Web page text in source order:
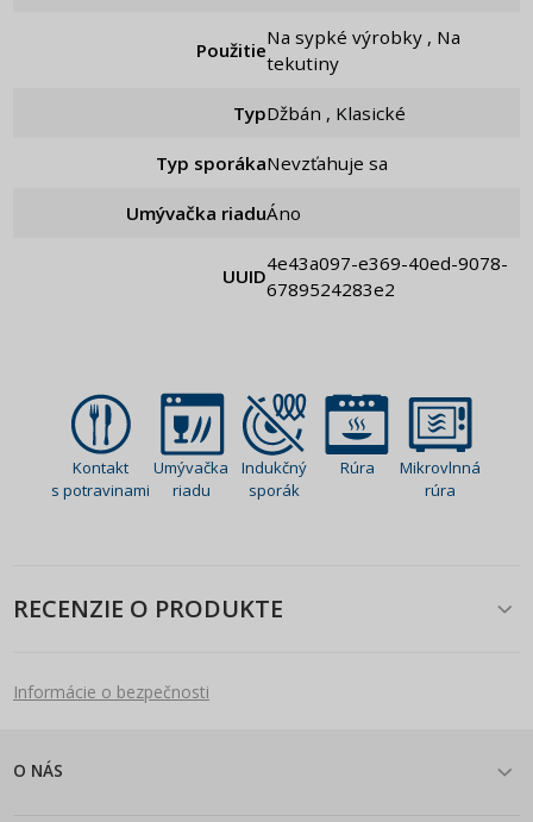
Použitie
Na sypké výrobky , Na
tekutiny
Typ Džbán , Klasické
Typ sporáka Nevzťahuje sa
Umývačka riadu Áno
UUID
4e43a097-e369-40ed-9078-
6789524283e2
Kontakt
s potravinami
Umývačka
riadu
Indukčný
sporák
Rúra
Mikrovlnná
rúra
RECENZIE O PRODUKTE
Informácie o bezpečnosti
O NÁS